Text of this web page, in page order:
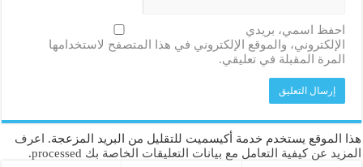
احفظ اسمي، بريدي
الإلكتروني، والموقع الإلكتروني في هذا المتصفح لاستخدامها
المرة المقبلة في تعليقي.
هذا الموقع يستخدم خدمة أكيسميت للتقليل من البريد المزعجة.
اعرف
المزيد عن كيفية التعامل مع بيانات التعليقات الخاصة بك processed
.